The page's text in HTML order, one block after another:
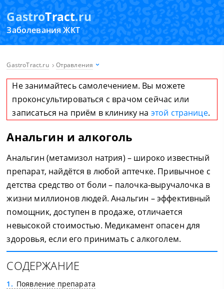
GastroTract.ru
Заболевания ЖКТ
GastroTract.ru Отравления
Не занимайтесь самолечением. Вы можете
проконсультироваться с врачом сейчас или
записаться на приём в клинику на этой странице.
Анальгин и алкоголь
Анальгин (метамизол натрия) – широко известный
препарат, найдётся в любой аптечке. Привычное с
детства средство от боли – палочка-выручалочка в
жизни миллионов людей. Анальгин – эффективный
помощник, доступен в продаже, отличается
невысокой стоимостью. Медикамент опасен для
здоровья, если его принимать с алкоголем.
СОДЕРЖАНИЕ
1
Появление препарата